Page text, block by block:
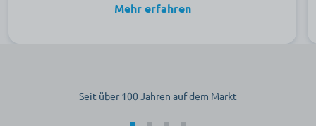
Mehr erfahren
Seit über 100 Jahren auf dem Markt